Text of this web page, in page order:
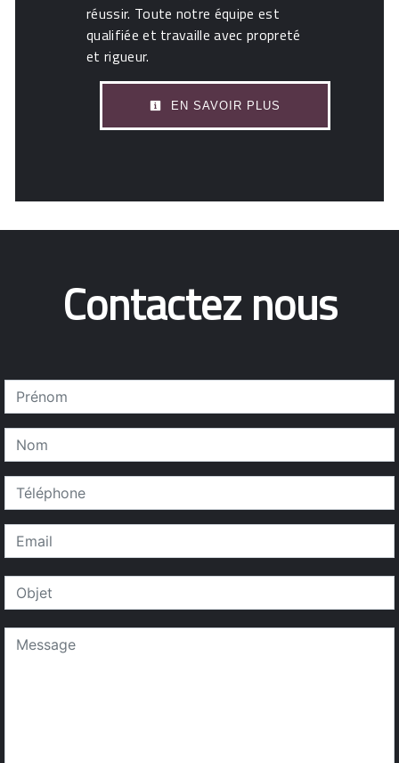
réussir. Toute notre équipe est
qualifiée et travaille avec propreté
et rigueur.
EN SAVOIR PLUS
Contactez nous